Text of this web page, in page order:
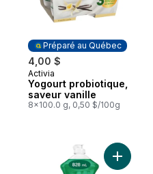
Préparé au Québec
4,00 $
Préparé au Québec
Activia
Yogourt probiotique,
saveur vanille
8x100.0 g, 0,50 $/100g
Ajouter